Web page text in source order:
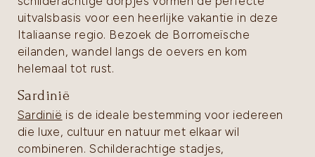
uitvalsbasis voor een heerlijke vakantie in deze
Italiaanse regio. Bezoek de Borromeïsche
eilanden, wandel langs de oevers en kom
helemaal tot rust.
Sardinië
Sardinië is de ideale bestemming voor iedereen
die luxe, cultuur en natuur met elkaar wil
combineren. Schilderachtige stadjes,